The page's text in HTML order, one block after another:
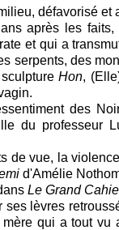
défavorisé et
après les
et qui a
serpents, des
Hon,
des
du professeur
de vue, la
d'Amélie
Le Grand
ses lèvres
qui a tout vu